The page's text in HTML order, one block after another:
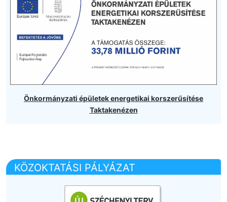
Önkormányzati épületek energetikai korszerűsítése
Taktakenézen
KÖZOKTATÁSI PÁLYÁZAT